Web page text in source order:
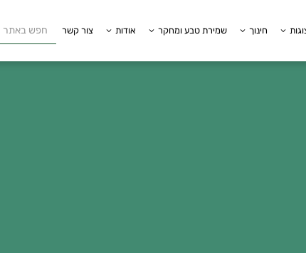
חינוך שמירת טבע ומחקר אודות צור קשר